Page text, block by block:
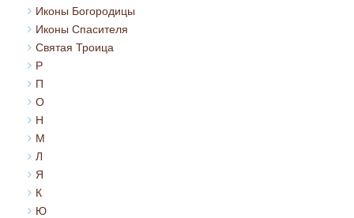
Иконы Богородицы
Иконы Спасителя
Святая Троица
Р
П
О
Н
М
Л
Я
К
Ю